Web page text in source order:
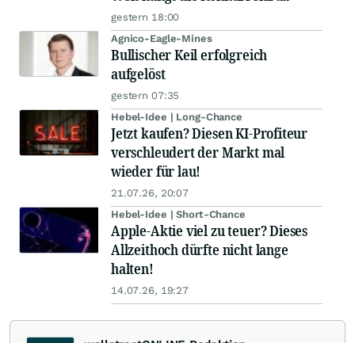
gestern 18:00
Agnico-Eagle-Mines
Bullischer Keil erfolgreich
aufgelöst
gestern 07:35
Hebel-Idee | Long-Chance
Jetzt kaufen? Diesen KI-Profiteur
verschleudert der Markt mal
wieder für lau!
21.07.26, 20:07
Hebel-Idee | Short-Chance
Apple-Aktie viel zu teuer? Dieses
Allzeithoch dürfte nicht lange
halten!
14.07.26, 19:27